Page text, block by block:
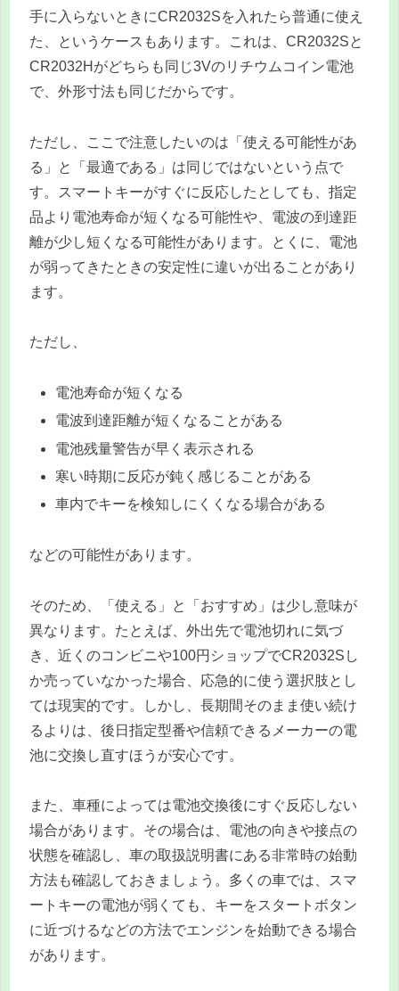
手に入らないときにCR2032Sを入れたら普通に使え
た、というケースもあります。これは、CR2032Sと
CR2032Hがどちらも同じ3Vのリチウムコイン電池
で、外形寸法も同じだからです。
ただし、ここで注意したいのは「使える可能性があ
る」と「最適である」は同じではないという点で
す。スマートキーがすぐに反応したとしても、指定
品より電池寿命が短くなる可能性や、電波の到達距
離が少し短くなる可能性があります。とくに、電池
が弱ってきたときの安定性に違いが出ることがあり
ます。
ただし、
電池寿命が短くなる
電波到達距離が短くなることがある
電池残量警告が早く表示される
寒い時期に反応が鈍く感じることがある
車内でキーを検知しにくくなる場合がある
などの可能性があります。
そのため、「使える」と「おすすめ」は少し意味が
異なります。たとえば、外出先で電池切れに気づ
き、近くのコンビニや100円ショップでCR2032Sし
か売っていなかった場合、応急的に使う選択肢とし
ては現実的です。しかし、長期間そのまま使い続け
るよりは、後日指定型番や信頼できるメーカーの電
池に交換し直すほうが安心です。
また、車種によっては電池交換後にすぐ反応しない
場合があります。その場合は、電池の向きや接点の
状態を確認し、車の取扱説明書にある非常時の始動
方法も確認しておきましょう。多くの車では、スマ
ートキーの電池が弱くても、キーをスタートボタン
に近づけるなどの方法でエンジンを始動できる場合
があります。